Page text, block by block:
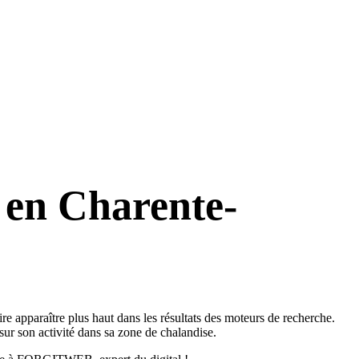
Charente-
plus haut dans les résultats des moteurs de recherche.
son activité dans sa zone de chalandise.